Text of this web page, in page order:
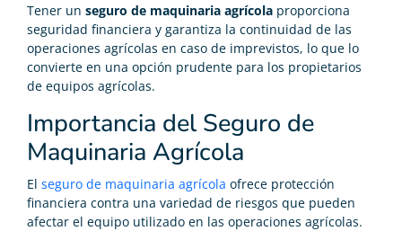
Tener un seguro de maquinaria agrícola proporciona
seguridad financiera y garantiza la continuidad de las
operaciones agrícolas en caso de imprevistos, lo que lo
convierte en una opción prudente para los propietarios
de equipos agrícolas.
Importancia del Seguro de
Maquinaria Agrícola
El seguro de maquinaria agrícola ofrece protección
financiera contra una variedad de riesgos que pueden
afectar el equipo utilizado en las operaciones agrícolas.